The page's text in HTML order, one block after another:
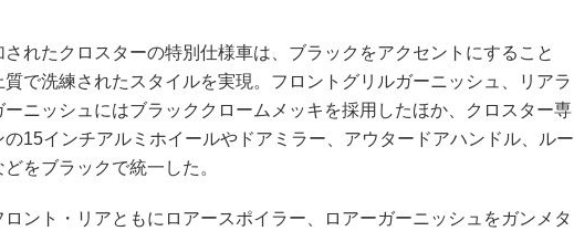
れたクロスターの特別仕様車は、ブラックをアクセントにすること
質で洗練されたスタイルを実現。フロントグリルガーニッシュ、リアラ
ーニッシュにはブラッククロームメッキを採用したほか、クロスター専
の15インチアルミホイールやドアミラー、アウタードアハンドル、ルー
をブラックで統一した。
ント・リアともにロアースポイラー、ロアーガーニッシュをガンメタ